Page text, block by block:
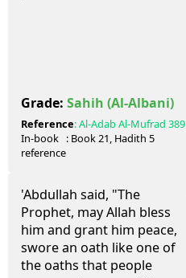
Grade: Sahih (Al-Albani)
Reference:Al-Adab Al-Mufrad 389
In-book
reference
: Book21, Hadith 5
'Abdullah said, "The
Prophet, may Allah bless
him and grant him peace,
swore an oath like one of
the oaths that people